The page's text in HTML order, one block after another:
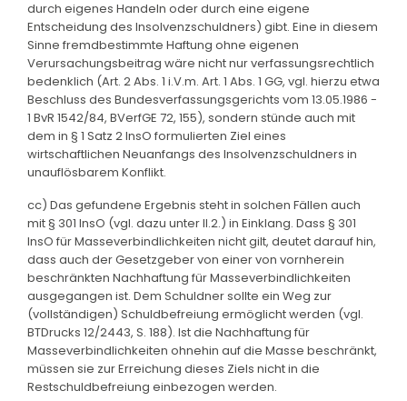
durch eigenes Handeln oder durch eine eigene
Entscheidung des Insolvenzschuldners) gibt. Eine in diesem
Sinne fremdbestimmte Haftung ohne eigenen
Verursachungsbeitrag wäre nicht nur verfassungsrechtlich
bedenklich (Art. 2 Abs. 1 i.V.m. Art. 1 Abs. 1 GG, vgl. hierzu etwa
Beschluss des Bundesverfassungsgerichts vom 13.05.1986 -
1 BvR 1542/84, BVerfGE 72, 155), sondern stünde auch mit
dem in § 1 Satz 2 InsO formulierten Ziel eines
wirtschaftlichen Neuanfangs des Insolvenzschuldners in
unauflösbarem Konflikt.
cc) Das gefundene Ergebnis steht in solchen Fällen auch
mit § 301 InsO (vgl. dazu unter II.2.) in Einklang. Dass § 301
InsO für Masseverbindlichkeiten nicht gilt, deutet darauf hin,
dass auch der Gesetzgeber von einer von vornherein
beschränkten Nachhaftung für Masseverbindlichkeiten
ausgegangen ist. Dem Schuldner sollte ein Weg zur
(vollständigen) Schuldbefreiung ermöglicht werden (vgl.
BTDrucks 12/2443, S. 188). Ist die Nachhaftung für
Masseverbindlichkeiten ohnehin auf die Masse beschränkt,
müssen sie zur Erreichung dieses Ziels nicht in die
Restschuldbefreiung einbezogen werden.